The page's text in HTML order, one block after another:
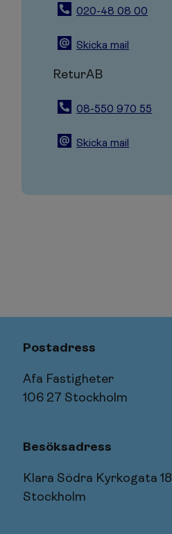
020-48 08 00
Skicka mail
ReturAB
08-550 970 55
Skicka mail
Postadress
Afa Fastigheter
106 27 Stockholm
Besöksadress
Klara Södra Kyrkogata 18
Stockholm